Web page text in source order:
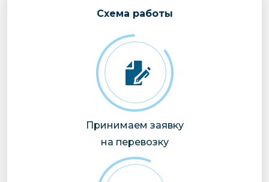
Cхема работы
Принимаем заявку
на перевозку